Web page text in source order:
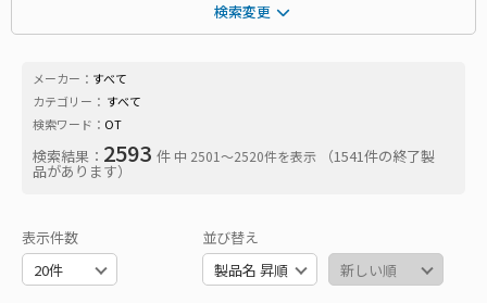
検索変更
メーカー： すべて
カテゴリー： すべて
検索ワード： OT
検索結果： 2593 件 中 2501〜2520件を表示 （1541件の終了製
品があります）
表示件数 並び替え